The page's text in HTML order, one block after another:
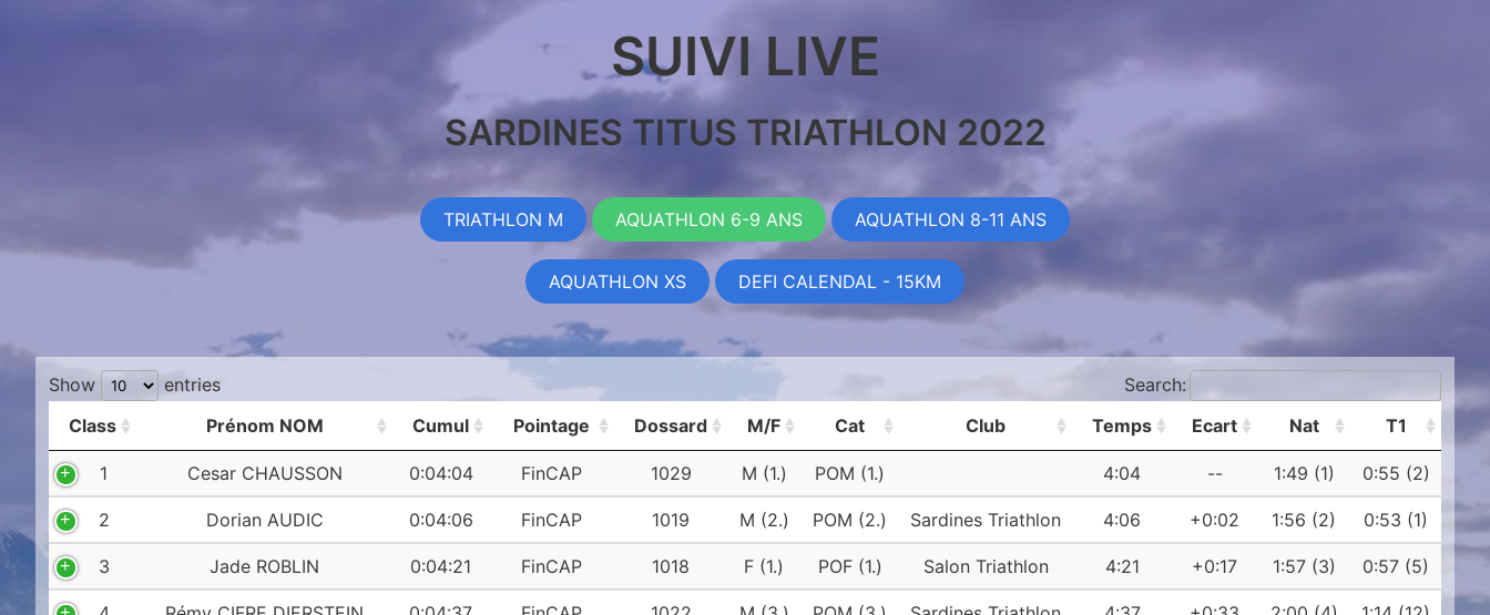
SUIVI LIVE
SARDINES TITUS TRIATHLON 2022
TRIATHLON M AQUATHLON 6-9 ANS AQUATHLON 8-11 ANS
AQUATHLON XS DEFI CALENDAL - 15KM
Show entries
Search:
Class
Prénom NOM Cumul Pointage Dossard M/F Cat Club Temps Ecart Nat T1
1 Cesar CHAUSSON 0:04:04 FinCAP 1029 M (1.) POM (1.) 4:04 -- 1:49 (1) 0:55 (2)
2 Dorian AUDIC 0:04:06 FinCAP 1019 M (2.) POM (2.) Sardines Triathlon 4:06 +0:02 1:56 (2) 0:53 (1)
3 Jade ROBLIN 0:04:21 FinCAP 1018 F (1.) POF (1.) Salon Triathlon 4:21 +0:17 1:57 (3) 0:57 (5)